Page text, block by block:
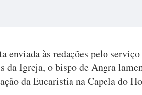
enviada às redações pelo
da Igreja, o bispo de Angra
da Eucaristia na Capela do